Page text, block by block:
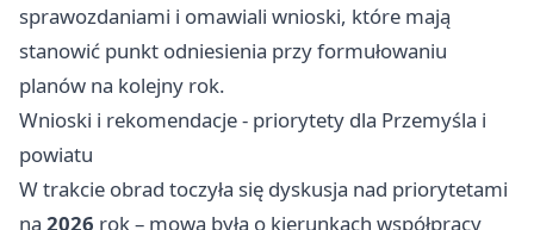
sprawozdaniami i omawiali wnioski, które mają
stanowić punkt odniesienia przy formułowaniu
planów na kolejny rok.
Wnioski i rekomendacje - priorytety dla Przemyśla i
powiatu
W trakcie obrad toczyła się dyskusja nad priorytetami
na 2026 rok – mowa była o kierunkach współpracy